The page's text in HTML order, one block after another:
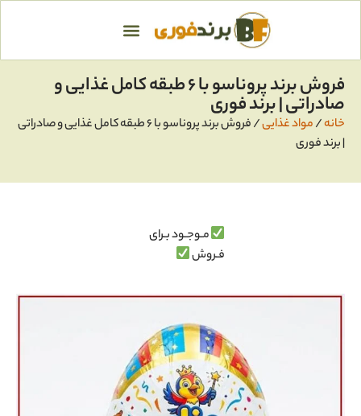
فروش برند پروناسو با ۶ طبقه کامل غذایی و
صادراتی | برند فوری
خانه/مواد غذایی
/ فروش برند پروناسو با ۶ طبقه کامل غذایی و صادراتی
| برند فوری
مـوجـود بـرای
فـروش